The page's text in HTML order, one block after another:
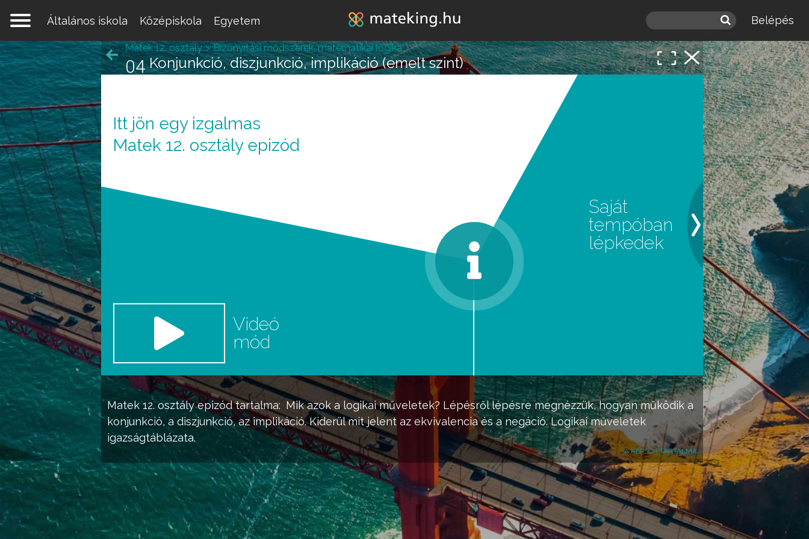
Jump to navigation
Általános iskola
Középiskola Egyetem Belépés
Matek 12. osztályepizód tartalma: Mik azok a logikai műveletek? Lépésről lépésre megnézzük, hogyan működik a
konjunkció, a diszjunkció, az implikáció. Kiderül mit jelent az ekvivalencia és a negáció. Logikai műveletek
igazságtáblázata.
A KÉPSOR TARTALMA
Matek 12. osztály Bizonyítási módszerek, matematikai logika
Konjunkció, diszjunkció, implikáció (emelt szint)
04
Itt jön egy izgalmas
Matek 12. osztály epizód
Videó
mód
Saját
tempóban
lépkedek
Egy lépésre vagy attól, hogy a
matek melléd álljon és ne eléd.
REGISZTRÁLOK/BELÉPEK